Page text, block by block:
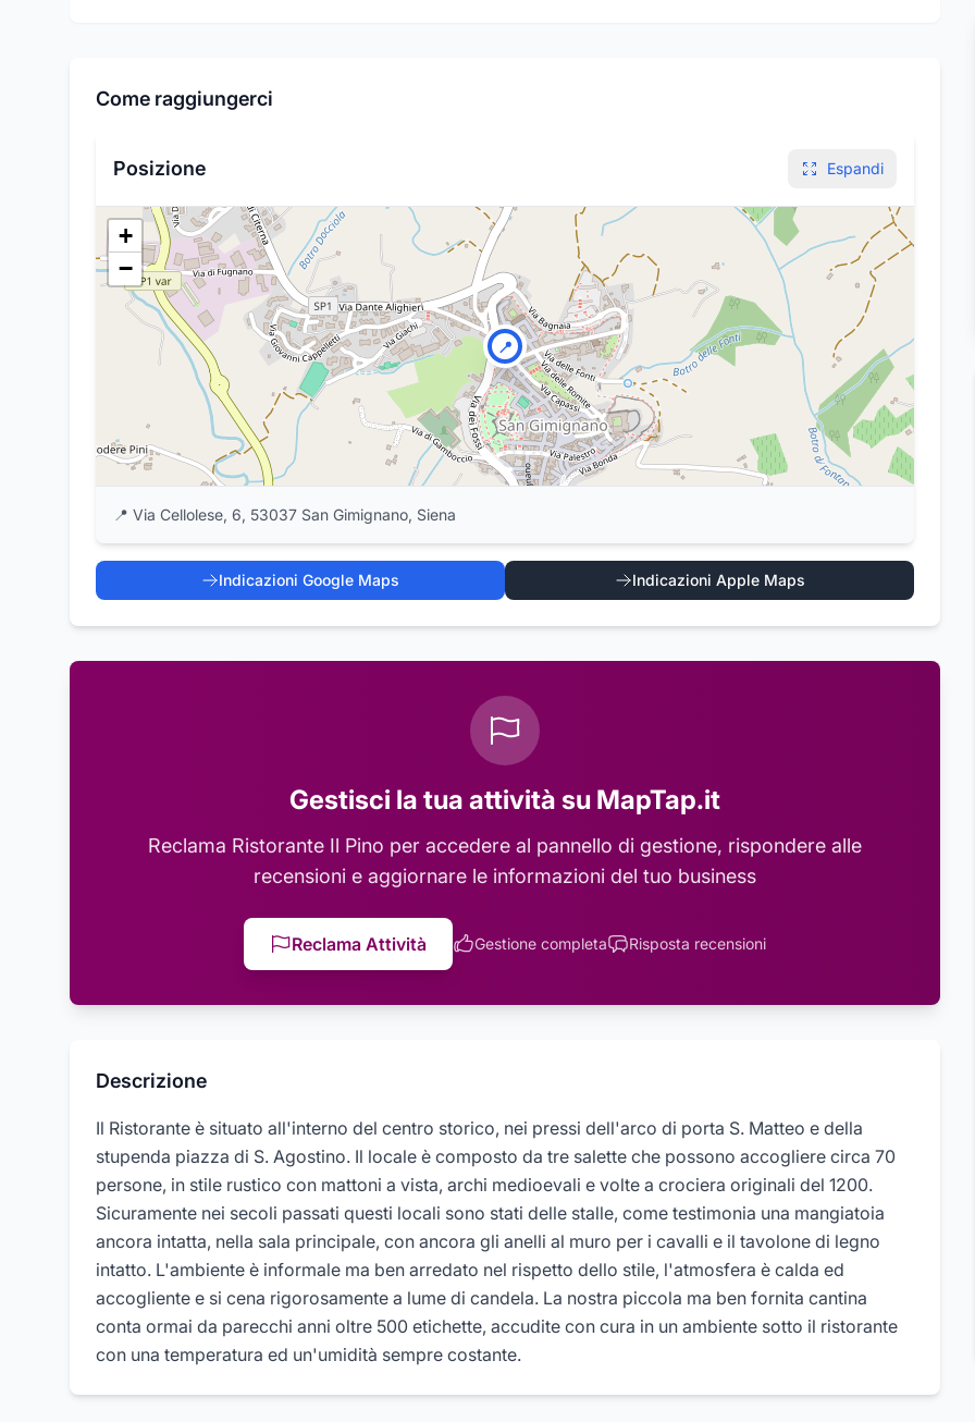
Come raggiungerci
Posizione Espandi
📍
+
−
📍 Via Cellolese, 6, 53037 San Gimignano, Siena
Indicazioni Google Maps Indicazioni Apple Maps
Gestisci la tua attività su MapTap.it
Reclama Ristorante Il Pino per accedere al pannello di gestione, rispondere alle
recensioni e aggiornare le informazioni del tuo business
Reclama Attività Gestione completa Risposta recensioni
Descrizione
Il Ristorante è situato all'interno del centro storico, nei pressi dell'arco di porta S. Matteo e della
stupenda piazza di S. Agostino. Il locale è composto da tre salette che possono accogliere circa 70
persone, in stile rustico con mattoni a vista, archi medioevali e volte a crociera originali del 1200.
Sicuramente nei secoli passati questi locali sono stati delle stalle, come testimonia una mangiatoia
ancora intatta, nella sala principale, con ancora gli anelli al muro per i cavalli e il tavolone di legno
intatto. L'ambiente è informale ma ben arredato nel rispetto dello stile, l'atmosfera è calda ed
accogliente e si cena rigorosamente a lume di candela. La nostra piccola ma ben fornita cantina
conta ormai da parecchi anni oltre 500 etichette, accudite con cura in un ambiente sotto il ristorante
con una temperatura ed un'umidità sempre costante.